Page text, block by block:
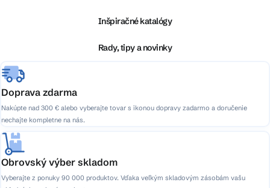
e
Inšpiračné katalógy
Rady, tipy a novinky
Doprava zdarma
Nakúpte nad 300 € alebo vyberajte tovar s ikonou dopravy zadarmo a doručenie
nechajte kompletne na nás.
Obrovský výber skladom
Vyberajte z ponuky 90 000 produktov. Vďaka veľkým skladovým zásobám vašu